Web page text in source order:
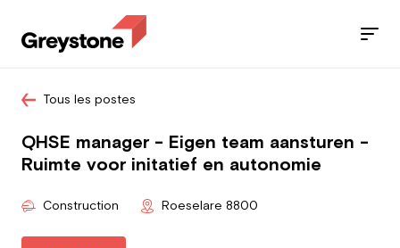
Jobs
Nos services
Secteurs
Blog
Tous les postes
QHSE manager - Eigen team aansturen -
Ruimte voor initatief en autonomie
Construction Roeselare 8800